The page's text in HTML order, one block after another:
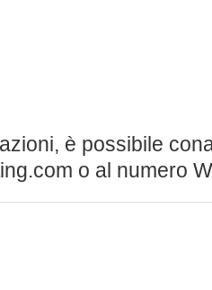
è possibile
o al numero